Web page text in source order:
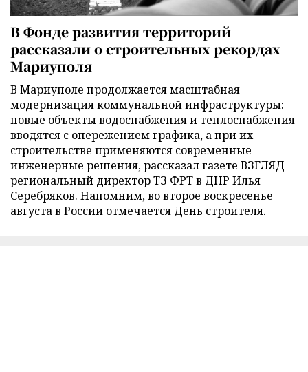
В Фонде развития территорий
рассказали о строительных рекордах
Мариуполя
В Мариуполе продолжается масштабная
модернизация коммунальной инфраструктуры:
новые объекты водоснабжения и теплоснабжения
вводятся с опережением графика, а при их
строительстве применяются современные
инженерные решения, рассказал газете ВЗГЛЯД
региональный директор ТЗ ФРТ в ДНР Илья
Серебряков. Напомним, во второе воскресенье
августа в России отмечается День строителя.